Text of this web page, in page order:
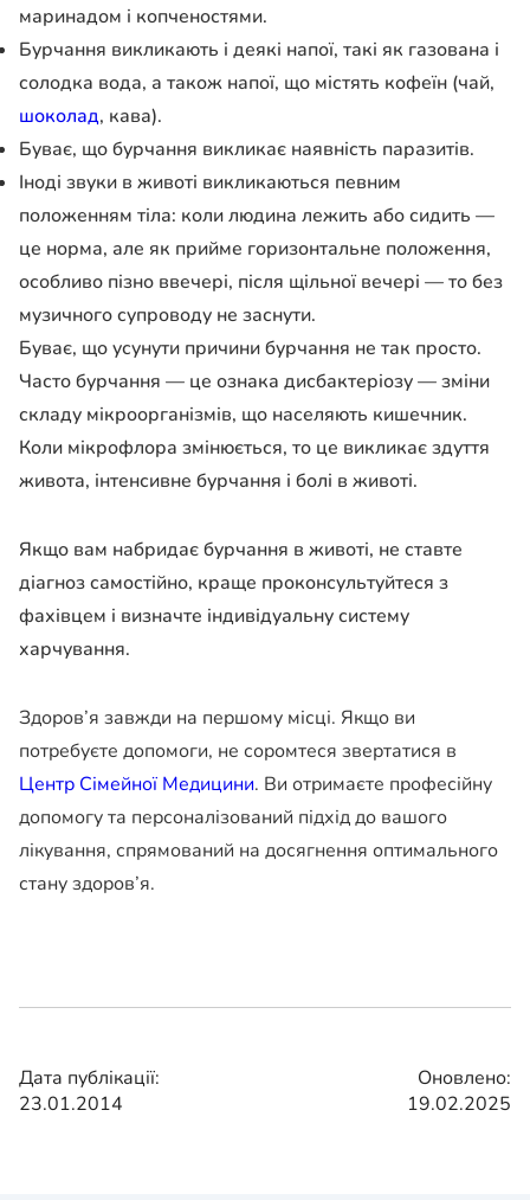
маринадом і копченостями.
Бурчання викликають і деякі напої, такі як газована і
солодка вода, а також напої, що містять кофеїн (чай,
шоколад, кава).
Буває, що бурчання викликає наявність паразитів.
Іноді звуки в животі викликаються певним
положенням тіла: коли людина лежить або сидить —
це норма, але як прийме горизонтальне положення,
особливо пізно ввечері, після щільної вечері — то без
музичного супроводу не заснути.
Буває, що усунути причини бурчання не так просто.
Часто бурчання — це ознака дисбактеріозу — зміни
складу мікроорганізмів, що населяють кишечник.
Коли мікрофлора змінюється, то це викликає здуття
живота, інтенсивне бурчання і болі в животі.
Якщо вам набридає бурчання в животі, не ставте
діагноз самостійно, краще проконсультуйтеся з
фахівцем і визначте індивідуальну систему
харчування.
Здоров’я завжди на першому місці. Якщо ви
потребуєте допомоги, не соромтеся звертатися в
Центр Сімейної Медицини. Ви отримаєте професійну
допомогу та персоналізований підхід до вашого
лікування, спрямований на досягнення оптимального
стану здоров’я.
Дата публікації:
23.01.2014
Оновлено:
19.02.2025